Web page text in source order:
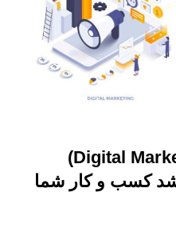
دیجیتال مارکتینگ (Digital Marketing)
کسب و کار شما